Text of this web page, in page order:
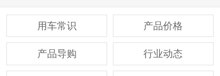
用车常识 产品价格
产品导购 行业动态